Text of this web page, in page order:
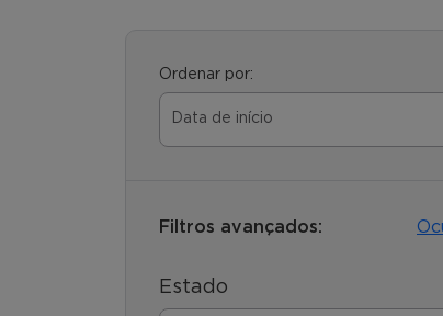
Ordenar por:
Filtros avançados:
Estado